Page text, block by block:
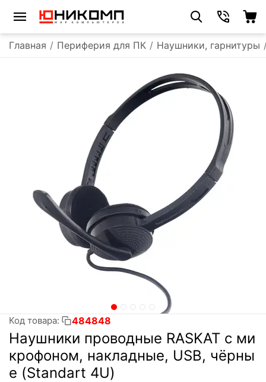
Главная / Периферия для ПК / Наушники, гарнитуры
Код товара: 484848
Наушники проводные RASKAT с ми
крофоном, накладные, USB, чёрны
е (Standart 4U)